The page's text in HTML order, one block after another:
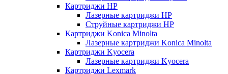
Картриджи HP
Лазерные картриджи HP
Струйные картриджи HP
Картриджи Konica Minolta
Лазерные картриджи Konica Minolta
Картриджи Kyocera
Лазерные картриджи Kyocera
Картриджи Lexmark